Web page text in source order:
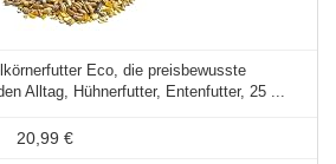
Eco, die preisbewusste
Alltag, Hühnerfutter, Entenfutter, 25 ...
20,99 €